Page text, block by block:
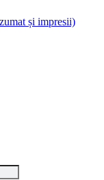
și impresii)